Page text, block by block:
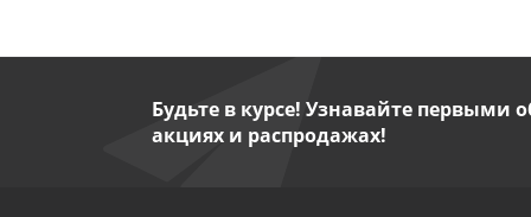
Будьте в курсе! Узнавайте первыми
акциях и распродажах!